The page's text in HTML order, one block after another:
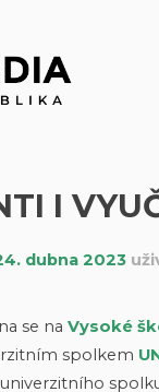
I
dubna 2023
se na Vysoké
spolkem